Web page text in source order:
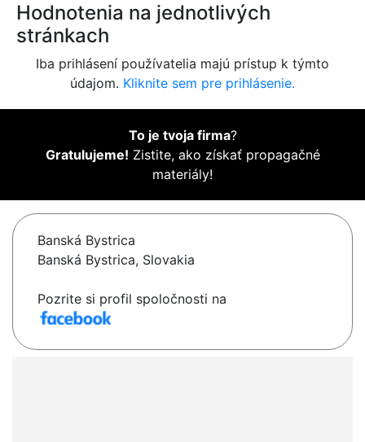
Hodnotenia na jednotlivých
stránkach
Iba prihlásení používatelia majú prístup k týmto
údajom. Kliknite sem pre prihlásenie.
To je tvoja firma?
Gratulujeme! Zistite, ako získať propagačné
materiály!
Banská Bystrica
Banská Bystrica, Slovakia
Pozrite si profil spoločnosti na